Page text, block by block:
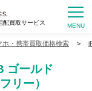
配買取サービス
ホ・携帯買取価格検索 >
ゴールド
リー）